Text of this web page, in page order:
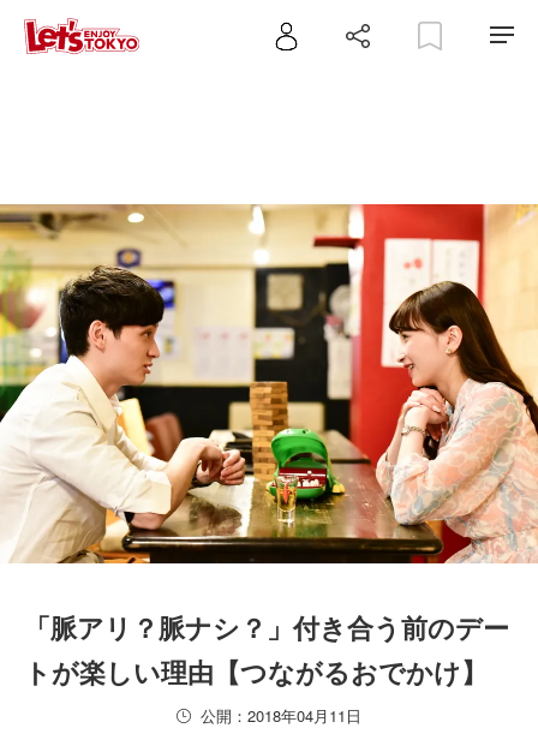
「脈アリ？脈ナシ？」付き合う前のデー
トが楽しい理由【つながるおでかけ】
公開：2018年04月11日